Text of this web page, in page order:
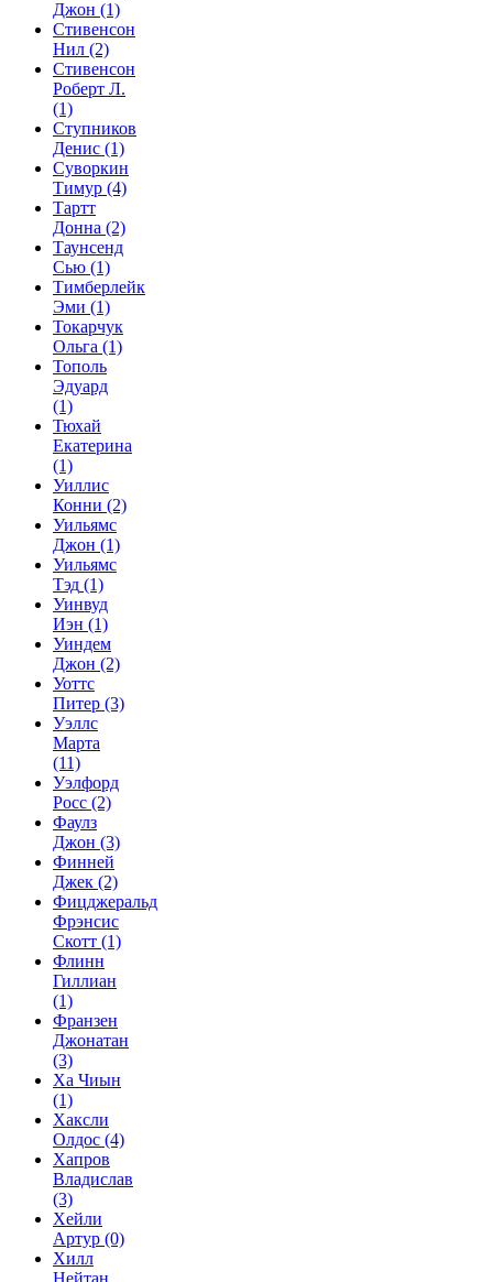
Джон (1)
Стивенсон
Нил (2)
Стивенсон
Роберт Л.
(1)
Ступников
Денис (1)
Суворкин
Тимур (4)
Тартт
Донна (2)
Таунсенд
Сью (1)
Тимберлейк
Эми (1)
Токарчук
Ольга (1)
Тополь
Эдуард
(1)
Тюхай
Екатерина
(1)
Уиллис
Конни (2)
Уильямс
Джон (1)
Уильямс
Тэд (1)
Уинвуд
Иэн (1)
Уиндем
Джон (2)
Уоттс
Питер (3)
Уэллс
Марта
(11)
Уэлфорд
Росс (2)
Фаулз
Джон (3)
Финней
Джек (2)
Фицджеральд
Фрэнсис
Скотт (1)
Флинн
Гиллиан
(1)
Франзен
Джонатан
(3)
Ха Чиын
(1)
Хаксли
Олдос (4)
Хапров
Владислав
(3)
Хейли
Артур (0)
Хилл
Нейтан